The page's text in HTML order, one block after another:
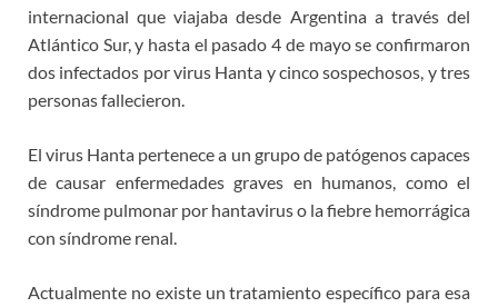
internacional que viajaba desde Argentina a través del
Atlántico Sur, y hasta el pasado 4 de mayo se confirmaron
dos infectados por virus Hanta y cinco sospechosos, y tres
personas fallecieron.
El virus Hanta pertenece a un grupo de patógenos capaces
de causar enfermedades graves en humanos, como el
síndrome pulmonar por hantavirus o la fiebre hemorrágica
con síndrome renal.
Actualmente no existe un tratamiento específico para esa